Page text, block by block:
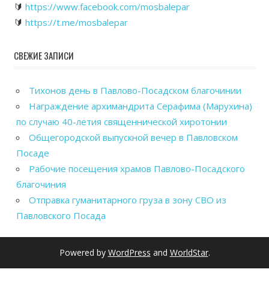
🔰 https://www.facebook.com/mosbalepar
🔰 https://t.me/mosbalepar
СВЕЖИЕ ЗАПИСИ
Тихонов день в Павлово-Посадском благочинии
Награждение архимандрита Серафима (Марухина)
по случаю 40-летия священнической хиротонии
Общегородской выпускной вечер в Павловском
Посаде
Рабочие посещения храмов Павлово-Посадского
благочиния
Отправка гуманитарного груза в зону СВО из
Павловского Посада
Powered by WordPress and WorldStar.